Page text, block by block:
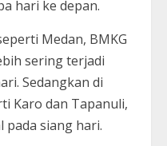
hari ke depan.
Medan, BMKG
sering terjadi
Sedangkan di
Karo dan Tapanuli,
pada siang hari.